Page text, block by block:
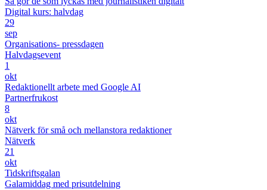
Digital kurs: halvdag
29
sep
Organisations- pressdagen
Halvdagsevent
1
okt
Redaktionellt arbete med Google AI
Partnerfrukost
8
okt
Nätverk för små och mellanstora redaktioner
Nätverk
21
okt
Tidskriftsgalan
Galamiddag med prisutdelning